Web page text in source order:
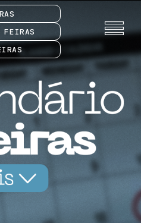
FEIRAS